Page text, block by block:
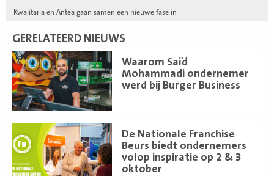
Kwalitaria en Antea gaan samen een nieuwe fase in
GERELATEERD NIEUWS
Waarom Saïd
Mohammadi ondernemer
werd bij Burger Business
Lees
meer
De Nationale Franchise
Beurs biedt ondernemers
volop inspiratie op 2 & 3
oktober
meer